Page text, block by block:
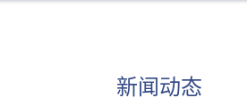
新闻动态